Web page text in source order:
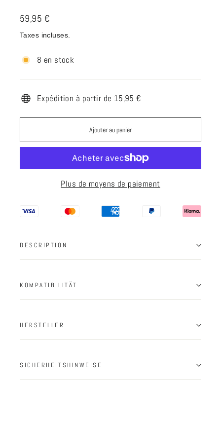
Prix
régulier
59,95 €
Taxes incluses.
8 en stock
Expédition à partir de 15,95 €
Ajouter au panier
Plus de moyens de paiement
DESCRIPTION
KOMPATIBILITÄT
HERSTELLER
SICHERHEITSHINWEISE